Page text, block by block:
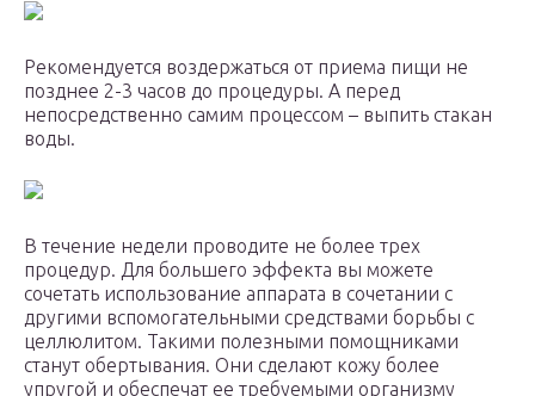
Рекомендуется воздержаться от приема пищи не
позднее 2-3 часов до процедуры. А перед
непосредственно самим процессом – выпить стакан
воды.
В течение недели проводите не более трех
процедур. Для большего эффекта вы можете
сочетать использование аппарата в сочетании с
другими вспомогательными средствами борьбы с
целлюлитом. Такими полезными помощниками
станут обертывания. Они сделают кожу более
упругой и обеспечат ее требуемыми организму